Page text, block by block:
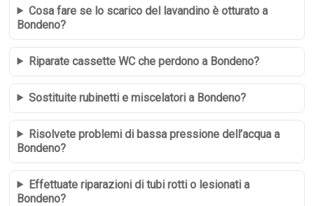
Cosa fare se lo scarico del lavandino è otturato a
Bondeno?
Riparate cassette WC che perdono a Bondeno?
Sostituite rubinetti e miscelatori a Bondeno?
Risolvete problemi di bassa pressione dell’acqua a
Bondeno?
Effettuate riparazioni di tubi rotti o lesionati a
Bondeno?